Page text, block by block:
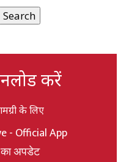
Search
करें
के लिए
- Official App
अपडेट